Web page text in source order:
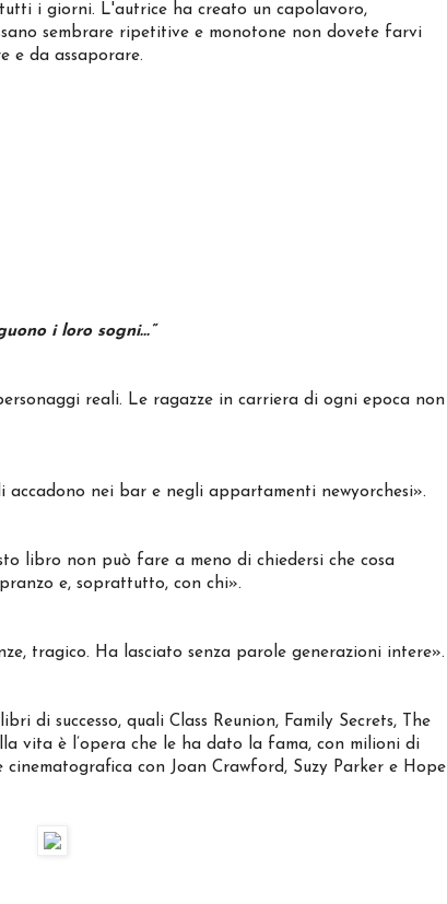
i giorni. L'autrice ha creato un capolavoro,
sembrare ripetitive e monotone non dovete farvi
e da assaporare.
i loro sogni...”
reali. Le ragazze in carriera di ogni epoca non
accadono nei bar e negli appartamenti newyorchesi».
libro non può fare a meno di chiedersi che cosa
e, soprattutto, con chi».
tragico. Ha lasciato senza parole generazioni intere».
di successo, quali Class Reunion, Family Secrets, The
vita è l’opera che le ha dato la fama, con milioni di
con Joan Crawford, Suzy Parker e Hope